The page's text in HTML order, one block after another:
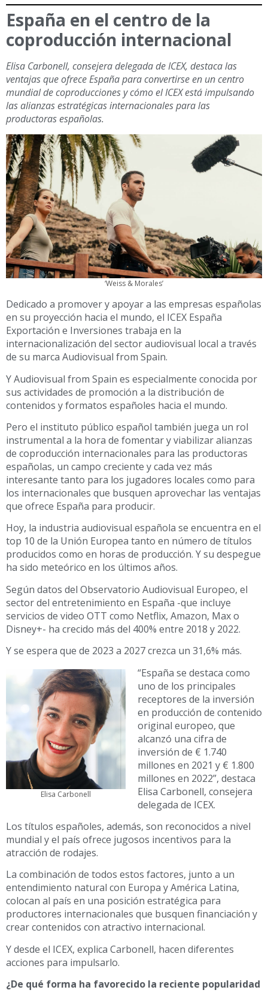
España en el centro de la
coproducción internacional
Elisa Carbonell, consejera delegada de ICEX, destaca las
ventajas que ofrece España para convertirse en un centro
mundial de coproducciones y cómo el ICEX está impulsando
las alianzas estratégicas internacionales para las
productoras españolas.
‘Weiss & Morales’
Dedicado a promover y apoyar a las empresas españolas
en su proyección hacia el mundo, el ICEX España
Exportación e Inversiones trabaja en la
internacionalización del sector audiovisual local a través
de su marca Audiovisual from Spain.
Y Audiovisual from Spain es especialmente conocida por
sus actividades de promoción a la distribución de
contenidos y formatos españoles hacia el mundo.
Pero el instituto público español también juega un rol
instrumental a la hora de fomentar y viabilizar alianzas
de coproducción internacionales para las productoras
españolas, un campo creciente y cada vez más
interesante tanto para los jugadores locales como para
los internacionales que busquen aprovechar las ventajas
que ofrece España para producir.
Hoy, la industria audiovisual española se encuentra en el
top 10 de la Unión Europea tanto en número de títulos
producidos como en horas de producción. Y su despegue
ha sido meteórico en los últimos años.
Según datos del Observatorio Audiovisual Europeo, el
sector del entretenimiento en España -que incluye
servicios de video OTT como Netflix, Amazon, Max o
Disney+- ha crecido más del 400% entre 2018 y 2022.
Y se espera que de 2023 a 2027 crezca un 31,6% más.
Elisa Carbonell
“España se destaca como
uno de los principales
receptores de la inversión
en producción de contenido
original europeo, que
alcanzó una cifra de
inversión de € 1.740
millones en 2021 y € 1.800
millones en 2022”, destaca
Elisa Carbonell, consejera
delegada de ICEX.
Los títulos españoles, además, son reconocidos a nivel
mundial y el país ofrece jugosos incentivos para la
atracción de rodajes.
La combinación de todos estos factores, junto a un
entendimiento natural con Europa y América Latina,
colocan al país en una posición estratégica para
productores internacionales que busquen financiación y
crear contenidos con atractivo internacional.
Y desde el ICEX, explica Carbonell, hacen diferentes
acciones para impulsarlo.
¿De qué forma ha favorecido la reciente popularidad